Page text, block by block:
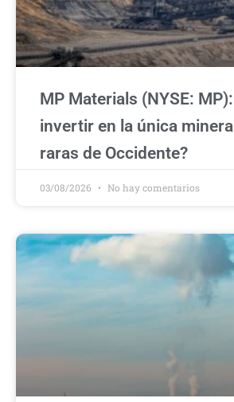
MP Materials (NYSE:
invertir en la única
raras de Occidente?
03/08/2026 No hay comentarios